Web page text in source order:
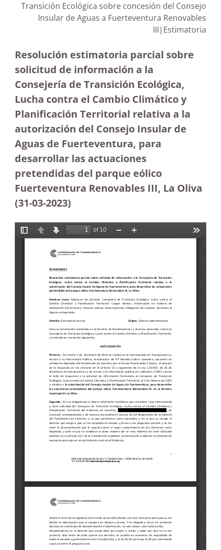
Transición Ecológica sobre concesión del Consejo
Insular de Aguas a Fuerteventura Renovables
III|Estimatoria
Resolución estimatoria parcial sobre
solicitud de información a la
Consejería de Transición Ecológica,
Lucha contra el Cambio Climático y
Planificación Territorial relativa a la
autorización del Consejo Insular de
Aguas de Fuerteventura, para
desarrollar las actuaciones
pretendidas del parque eólico
Fuerteventura Renovables III, La Oliva
(31-03-2023)